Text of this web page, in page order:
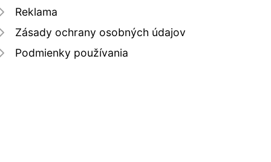
Reklama
Zásady ochrany osobných údajov
Podmienky používania